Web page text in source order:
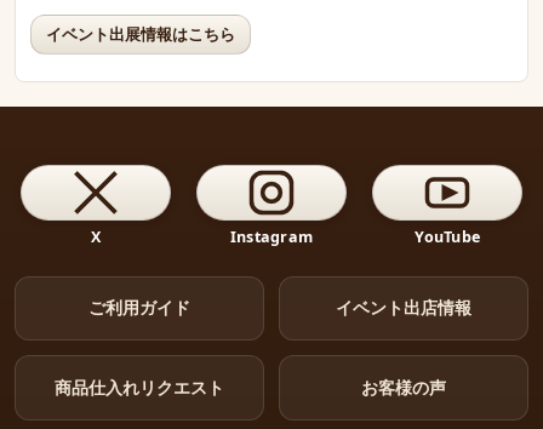
イベント出展情報はこちら
X Instagram YouTube
ご利用ガイド イベント出店情報
商品仕入れリクエスト お客様の声